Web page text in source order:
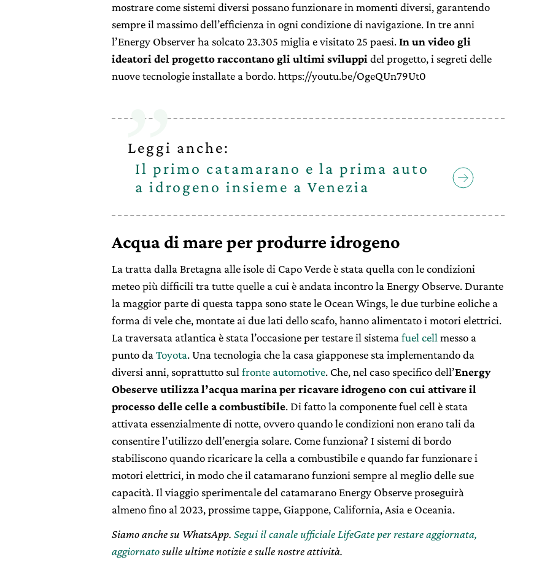
mostrare come sistemi diversi possano funzionare in momenti diversi, garantendo
sempre il massimo dell’efficienza in ogni condizione di navigazione. In tre anni
l’Energy Observer ha solcato 23.305 miglia e visitato 25 paesi.In un video gli
ideatori del progetto raccontano gli ultimi sviluppi del progetto, i segreti delle
nuove tecnologie installate a bordo. https://youtu.be/OgeQUn79Ut0
Leggi anche:
Il primo catamarano e la prima auto
a idrogeno insieme a Venezia
Acqua di mare per produrre idrogeno
La tratta dalla Bretagna alle isole di Capo Verde è stata quella con le condizioni
meteo più difficili tra tutte quelle a cui è andata incontro la Energy Observe. Durante
la maggior parte di questa tappa sono state le Ocean Wings, le due turbine eoliche a
forma di vele che, montate ai due lati dello scafo, hanno alimentato i motori elettrici.
La traversata atlantica è stata l’occasione per testare il sistema fuel cell messo a
punto da Toyota. Una tecnologia che la casa giapponese sta implementando da
diversi anni, soprattutto sul fronte automotive. Che, nel caso specifico dell’Energy
Obeserve utilizza l’acqua marina per ricavare idrogeno con cui attivare il
processo delle celle a combustibile. Di fatto la componente fuel cell è stata
attivata essenzialmente di notte, ovvero quando le condizioni non erano tali da
consentire l’utilizzo dell’energia solare. Come funziona? I sistemi di bordo
stabiliscono quando ricaricare la cella a combustibile e quando far funzionare i
motori elettrici, in modo che il catamarano funzioni sempre al meglio delle sue
capacità. Il viaggio sperimentale del catamarano Energy Observe proseguirà
almeno fino al 2023, prossime tappe, Giappone, California, Asia e Oceania.
Siamo anche su WhatsApp. Segui il canale ufficiale LifeGate per restare aggiornata,
aggiornatosulle ultime notizie e sulle nostre attività.